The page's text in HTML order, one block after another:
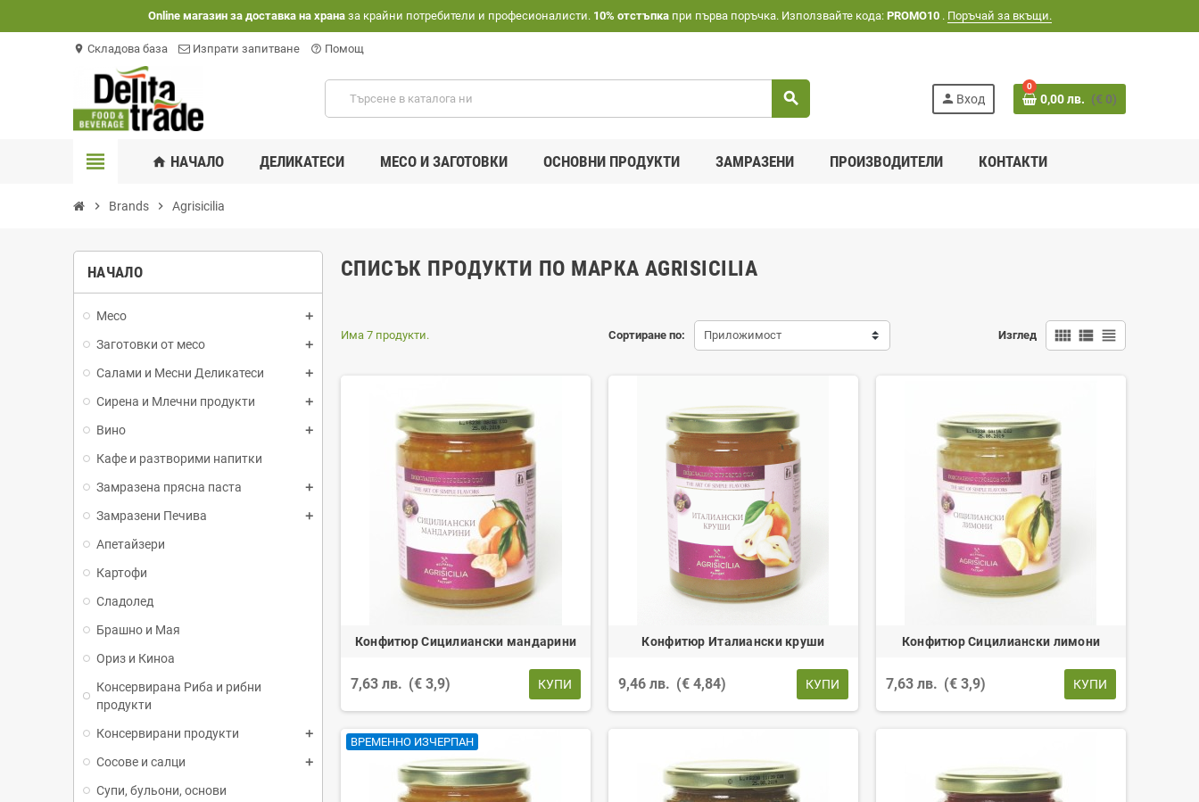
Оnline магазин за доставка на храназа крайни потребители и професионалисти. 10% отстъпкапри първа поръчка. Използвайте кода: PROMO10 . Поръчай за вкъщи.
location_on Складова база Изпрати запитване help_outline Помощ
search person Вход
0
0,00 лв. (€ 0)
view_headline home НАЧАЛО ДЕЛИКАТЕСИ МЕСО И ЗАГОТОВКИ ОСНОВНИ ПРОДУКТИ ЗАМРАЗЕНИ ПРОИЗВОДИТЕЛИ КОНТАКТИ
chevron_right Brands chevron_right Agrisicilia
НАЧАЛО
Месо
Заготовки от месо
Салами и Месни Деликатеси
Сирена и Млечни продукти
Вино
Кафе и разтворими напитки
Замразена прясна паста
Замразени Печива
Апетайзери
Картофи
Сладолед
Брашно и Мая
Ориз и Киноа
Консервирана Риба и рибни
продукти
Консервирани продукти
Сосове и салци
Супи, бульони, основи
СПИСЪК ПРОДУКТИ ПО МАРКА AGRISICILIA
Сортиране по: Приложимост Изглед view_comfy view_list view_headline
Има 7 продукти.
Конфитюр Сицилиански мандарини
7,63 лв. (€ 3,9) КУПИ
Конфитюр Италиански круши
9,46 лв. (€ 4,84) КУПИ
Конфитюр Сицилиански лимони
7,63 лв. (€ 3,9) КУПИ
ВРЕМЕННО ИЗЧЕРПАН